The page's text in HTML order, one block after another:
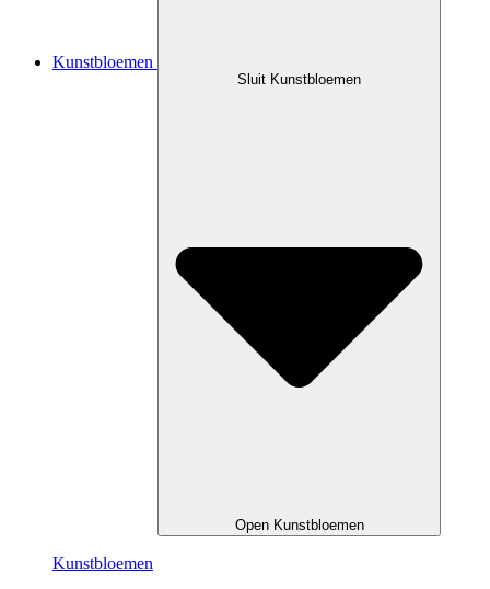
Kunstbloemen
Sluit Kunstbloemen
Open Kunstbloemen
Kunstbloemen